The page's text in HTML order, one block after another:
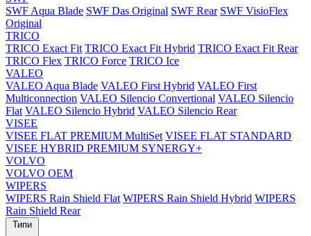
SWF Aqua Blade SWF Das Original SWF Rear SWF VisioFlex
Original
TRICO
TRICO Exact Fit TRICO Exact Fit Hybrid TRICO Exact Fit Rear
TRICO Flex TRICO Force TRICO Ice
VALEO
VALEO Aqua Blade VALEO First Hybrid VALEO First
Multiconnection VALEO Silencio Convertional VALEO Silencio
Flat VALEO Silencio Hybrid VALEO Silencio Rear
VISEE
VISEE FLAT PREMIUM MultiSet VISEE FLAT STANDARD
VISEE HYBRID PREMIUM SYNERGY+
VOLVO
VOLVO OEM
WIPERS
WIPERS Rain Shield Flat WIPERS Rain Shield Hybrid WIPERS
Rain Shield Rear
Типи